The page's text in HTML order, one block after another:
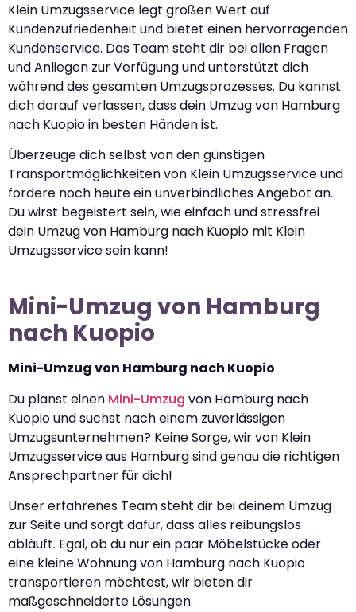
Klein Umzugsservice legt großen Wert auf
Kundenzufriedenheit und bietet einen hervorragenden
Kundenservice. Das Team steht dir bei allen Fragen
und Anliegen zur Verfügung und unterstützt dich
während des gesamten Umzugsprozesses. Du kannst
dich darauf verlassen, dass dein Umzug von Hamburg
nach Kuopio in besten Händen ist.
Überzeuge dich selbst von den günstigen
Transportmöglichkeiten von Klein Umzugsservice und
fordere noch heute ein unverbindliches Angebot an.
Du wirst begeistert sein, wie einfach und stressfrei
dein Umzug von Hamburg nach Kuopio mit Klein
Umzugsservice sein kann!
Mini-Umzug von Hamburg
nach Kuopio
Mini-Umzug von Hamburg nach Kuopio
Du planst einen Mini-Umzug von Hamburg nach
Kuopio und suchst nach einem zuverlässigen
Umzugsunternehmen? Keine Sorge, wir von Klein
Umzugsservice aus Hamburg sind genau die richtigen
Ansprechpartner für dich!
Unser erfahrenes Team steht dir bei deinem Umzug
zur Seite und sorgt dafür, dass alles reibungslos
abläuft. Egal, ob du nur ein paar Möbelstücke oder
eine kleine Wohnung von Hamburg nach Kuopio
transportieren möchtest, wir bieten dir
maßgeschneiderte Lösungen.